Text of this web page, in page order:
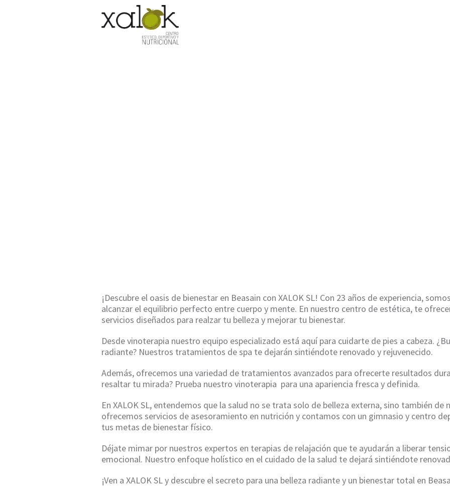
¡Descubre el oasis de bienestar en Beasain con XALOK SL! Con 23 años de experiencia,
alcanzar el equilibrio perfecto entre cuerpo y mente. En nuestro centro de estética, te
servicios diseñados para realzar tu belleza y mejorar tu bienestar.
Desde vinoterapia nuestro equipo especializado está aquí para cuidarte de pies a cabeza.
radiante? Nuestros tratamientos de spa te dejarán sintiéndote renovado y rejuvenecido.
Además, ofrecemos una variedad de tratamientos avanzados para ofrecerte resultados
resaltar tu mirada? Prueba nuestro vinoterapia para una apariencia fresca y definida.
En XALOK SL, entendemos que la salud no se trata solo de belleza externa, sino también
ofrecemos servicios de asesoramiento en nutrición y contamos con un gimnasio y centro
tus metas de bienestar físico.
Déjate mimar por nuestros expertos en terapias de relajación que te ayudarán a liberar
emocional. Nuestro enfoque holístico en el cuidado de la salud te dejará sintiéndote
¡Ven a XALOK SL y descubre el secreto para una belleza radiante y un bienestar total en